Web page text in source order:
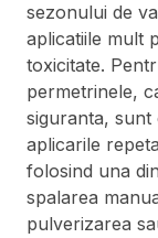
sezonului de
aplicatiile mult
toxicitate.
permetrinele,
siguranta, sunt
aplicarile
folosind una
spalarea
pulverizarea